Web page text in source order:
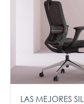
LAS MEJORES